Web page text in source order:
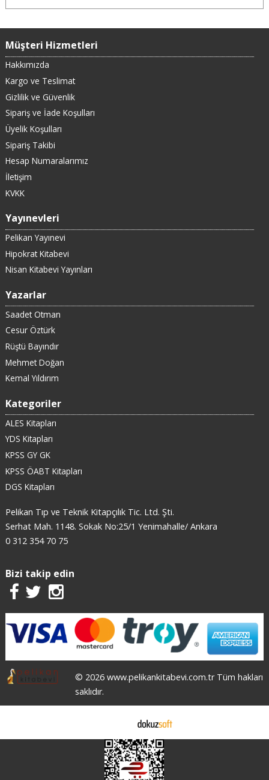
Müşteri Hizmetleri
Hakkımızda
Kargo ve Teslimat
Gizlilik ve Güvenlik
Sipariş ve İade Koşulları
Üyelik Koşulları
Sipariş Takibi
Hesap Numaralarımız
İletişim
KVKK
Yayınevleri
Pelikan Yayınevi
Hipokrat Kitabevi
Nisan Kitabevi Yayınları
Yazarlar
Saadet Otman
Cesur Öztürk
Rüştü Bayındır
Mehmet Doğan
Kemal Yıldırım
Kategoriler
ALES Kitapları
YDS Kitapları
KPSS GY GK
KPSS ÖABT Kitapları
DGS Kitapları
Pelikan Tıp ve Teknik Kitapçılık Tic. Ltd. Şti.
Serhat Mah. 1148. Sokak No:25/1 Yenimahalle/ Ankara
0 312 354 70 75
Bizi takip edin
© 2026 www.pelikankitabevi.com.tr Tüm hakları
saklıdır.